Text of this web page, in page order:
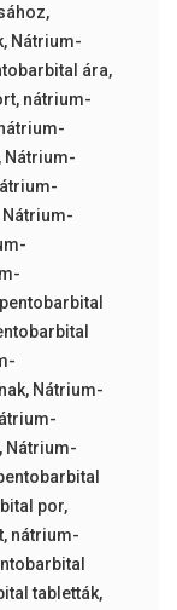
,
, Nátrium-
ára,
, nátrium-
, Nátrium-
Nátrium-
, Nátrium-
Nátrium-
por,
, nátrium-
tabletták,